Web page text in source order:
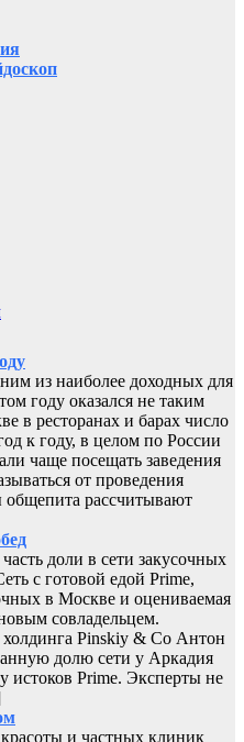
из наиболее доходных для
году оказался не таким
в ресторанах и барах число
к году, в целом по России
чаще посещать заведения
от проведения
общепита рассчитывают
доли в сети закусочных
с готовой едой Prime,
в Москве и оцениваемая
совладельцем.
холдинга Pinskiy & Co Антон
долю сети у Аркадия
истоков Prime. Эксперты не
и частных клиник